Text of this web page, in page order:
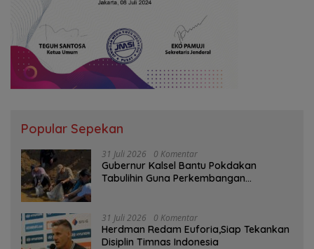
Popular Sepekan
31 Juli 2026 0 Komentar
Gubernur Kalsel Bantu Pokdakan
Tabulihin Guna Perkembangan
31 Juli 2026 0 Komentar
Herdman Redam Euforia,Siap Tekankan
Disiplin Timnas Indonesia